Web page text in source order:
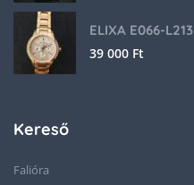
ELIXA E066-L213
39 000 Ft
Kereső
Falióra